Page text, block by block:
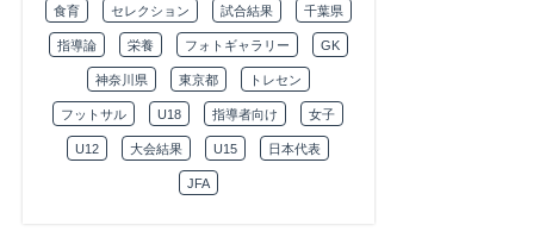
食育 セレクション 試合結果 千葉県
指導論 栄養 フォトギャラリー GK
神奈川県 東京都 トレセン
フットサル U18 指導者向け 女子
U12 大会結果 U15 日本代表
JFA